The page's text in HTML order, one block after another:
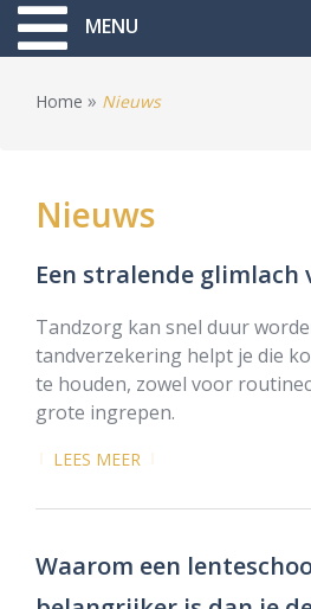
MENU
Home » Nieuws
Nieuws
Een stralende glimlach
Tandzorg kan snel duur
tandverzekering helpt je die
te houden, zowel voor
grote ingrepen.
LEES MEER
Waarom een